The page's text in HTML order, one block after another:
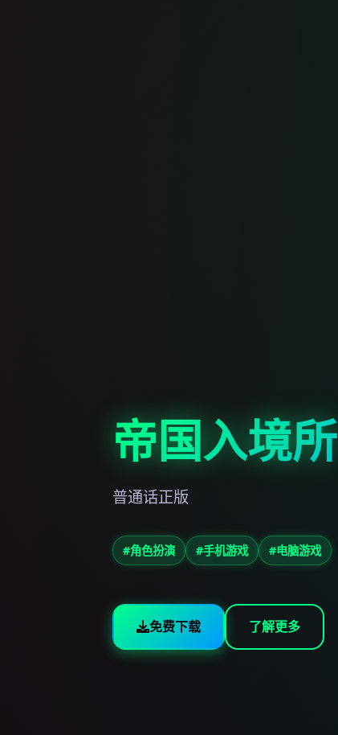
帝国入境所
普通话正版
#角色扮演 #手机游戏 #电脑游戏
免费下载 了解更多